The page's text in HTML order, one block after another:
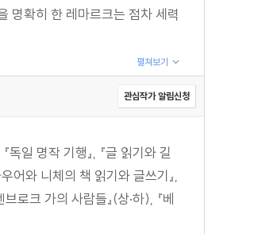
명확히 한 레마르크는 점차 세력
펼쳐보기
관심작가 알림신청
일 명작 기행』, 『글 읽기와 길
어와 니체의 책 읽기와 글쓰기』,
로크 가의 사람들』(상·하), 『베